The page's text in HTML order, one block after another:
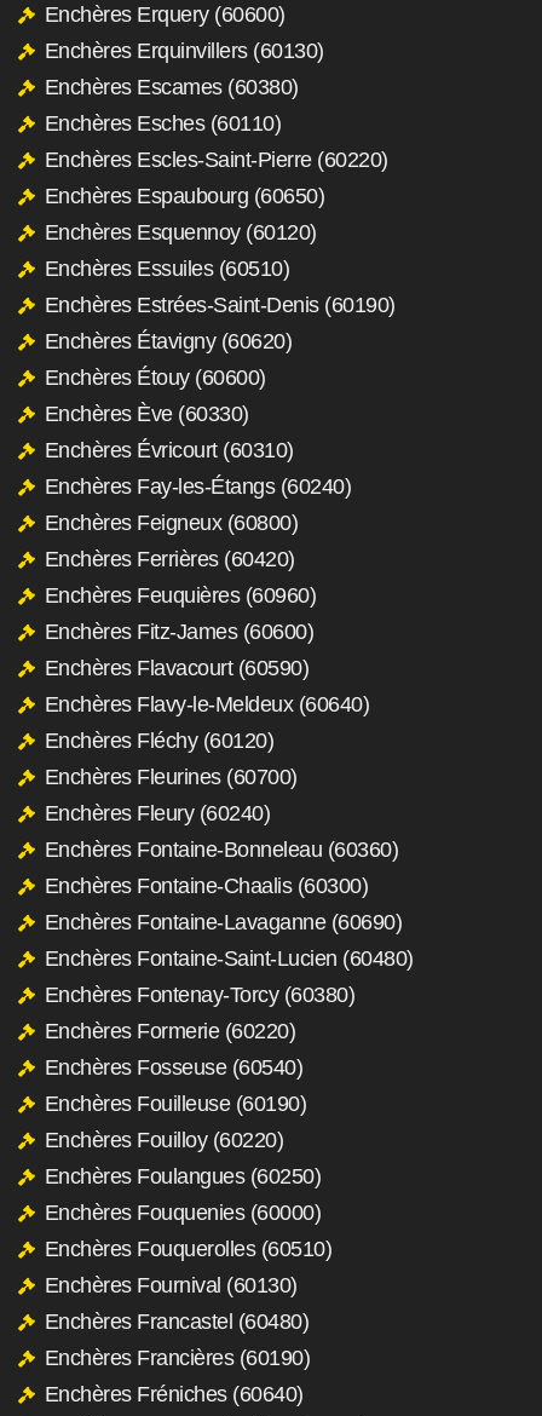
Enchères Erquery (60600)
Enchères Erquinvillers (60130)
Enchères Escames (60380)
Enchères Esches (60110)
Enchères Escles-Saint-Pierre (60220)
Enchères Espaubourg (60650)
Enchères Esquennoy (60120)
Enchères Essuiles (60510)
Enchères Estrées-Saint-Denis (60190)
Enchères Étavigny (60620)
Enchères Étouy (60600)
Enchères Ève (60330)
Enchères Évricourt (60310)
Enchères Fay-les-Étangs (60240)
Enchères Feigneux (60800)
Enchères Ferrières (60420)
Enchères Feuquières (60960)
Enchères Fitz-James (60600)
Enchères Flavacourt (60590)
Enchères Flavy-le-Meldeux (60640)
Enchères Fléchy (60120)
Enchères Fleurines (60700)
Enchères Fleury (60240)
Enchères Fontaine-Bonneleau (60360)
Enchères Fontaine-Chaalis (60300)
Enchères Fontaine-Lavaganne (60690)
Enchères Fontaine-Saint-Lucien (60480)
Enchères Fontenay-Torcy (60380)
Enchères Formerie (60220)
Enchères Fosseuse (60540)
Enchères Fouilleuse (60190)
Enchères Fouilloy (60220)
Enchères Foulangues (60250)
Enchères Fouquenies (60000)
Enchères Fouquerolles (60510)
Enchères Fournival (60130)
Enchères Francastel (60480)
Enchères Francières (60190)
Enchères Fréniches (60640)